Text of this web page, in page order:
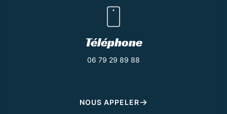
Téléphone
06 79 29 89 88
NOUS APPELER